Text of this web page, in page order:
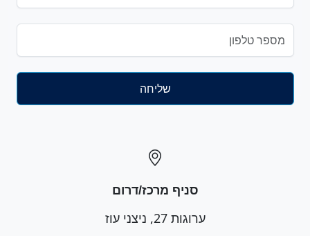
סניף מרכז/דרום
ערוגות 27, ניצני עוז